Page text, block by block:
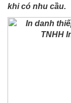
khi có nhu cầu.